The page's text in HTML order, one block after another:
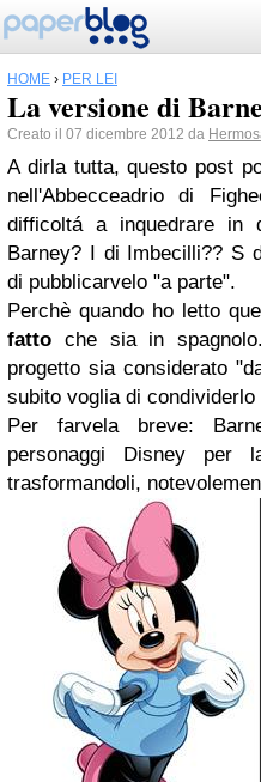
HOME › PER LEI
La versione di
Creato il 07 dicembre 2012 da
A dirla tutta, questo post
nell'Abbecceadrio di
difficoltá a inquedrare in
Barney? I di Imbecilli?? S
di pubblicarvelo "a parte".
Perchè quando ho letto
fatto che sia in
progetto sia considerato
subito voglia di condividerlo
Per farvela breve:
personaggi Disney per
trasformandoli,